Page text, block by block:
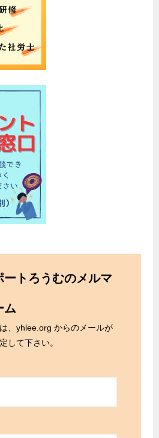
ートろうむのメルマ
ム
、yhlee.org からのメールが
して下さい。